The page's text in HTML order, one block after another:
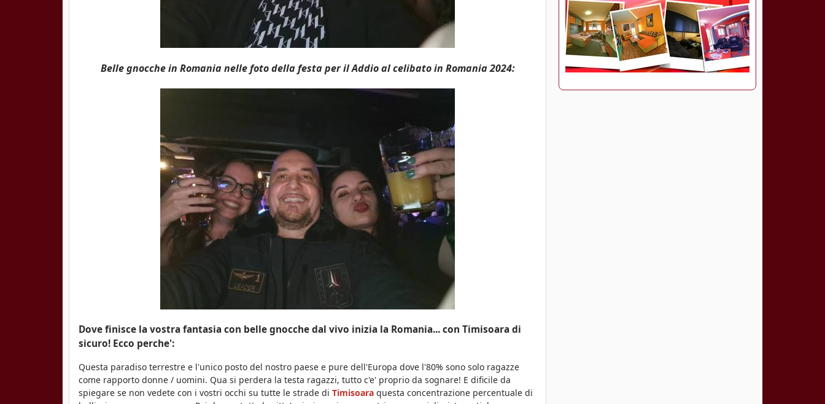
Belle gnocche in Romania nelle foto della festa per il Addio al celibato in Romania 2024:
Dove finisce la vostra fantasia con belle gnocche dal vivo inizia la Romania... con Timisoara di
sicuro! Ecco perche':
Questa paradiso terrestre e l'unico posto del nostro paese e pure dell'Europa dove l'80% sono solo ragazze
come rapporto donne / uomini. Qua si perdera la testa ragazzi, tutto c'e' proprio da sognare! E dificile da
spiegare se non vedete con i vostri occhi su tutte le strade di Timisoara questa concentrazione percentuale di